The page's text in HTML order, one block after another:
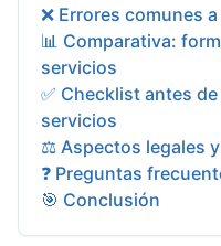
❌ Errores comunes
📊 Comparativa:
servicios
✅ Checklist antes
servicios
⚖️ Aspectos legales
❓ Preguntas
🎯 Conclusión